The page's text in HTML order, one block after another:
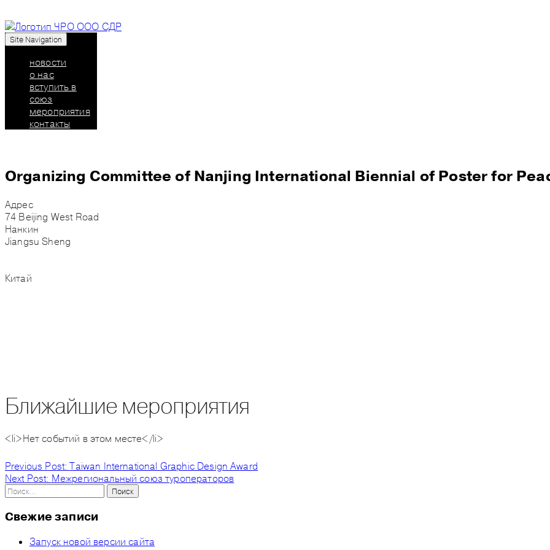
Союз дизайнеров России: челябинское региональное отделение
Site Navigation
новости
о нас
вступить в
союз
мероприятия
контакты
Organizing Committee of Nanjing International Biennial of Poster for
Адрес
74 Beijing West Road
Нанкин
Jiangsu Sheng
Китай
Ближайшие мероприятия
<li>Нет событий в этом месте</li>
Навигация
по
Previous Post:Taiwan International Graphic Design Award
Next Post: Межрегиональный союз туроператоров
Найти:
Свежие записи
Запуск новой версии сайта